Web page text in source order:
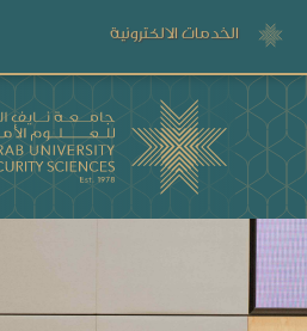
الخدمات الالكترونية